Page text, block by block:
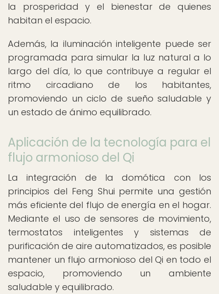
la prosperidad y el bienestar de quienes
habitan el espacio.
Además, la iluminación inteligente puede ser
programada para simular la luz natural a lo
largo del día, lo que contribuye a regular el
ritmo circadiano de los habitantes,
promoviendo un ciclo de sueño saludable y
un estado de ánimo equilibrado.
Aplicación de la tecnología para el
flujo armonioso del Qi
La integración de la domótica con los
principios del Feng Shui permite una gestión
más eficiente del flujo de energía en el hogar.
Mediante el uso de sensores de movimiento,
termostatos inteligentes y sistemas de
purificación de aire automatizados, es posible
mantener un flujo armonioso del Qi en todo el
espacio, promoviendo un ambiente
saludable y equilibrado.